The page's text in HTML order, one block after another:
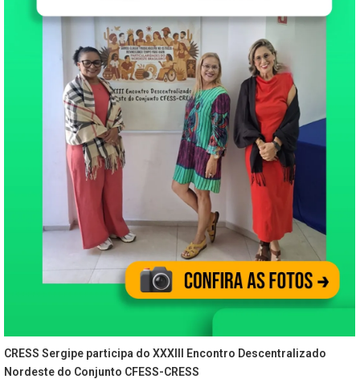
CRESS Sergipe participa do XXXIII Encontro Descentralizado
Nordeste do Conjunto CFESS-CRESS